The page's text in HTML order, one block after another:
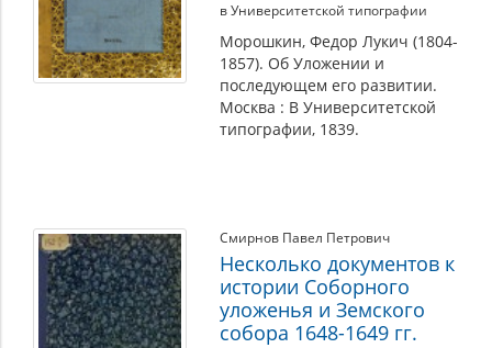
в Университетской типографии
Морошкин, Федор Лукич (1804-
1857). Об Уложении и
последующем его развитии.
Москва : В Университетской
типографии, 1839.
Смирнов Павел Петрович
Несколько документов к
истории Соборного
уложенья и Земского
собора 1648-1649 гг.